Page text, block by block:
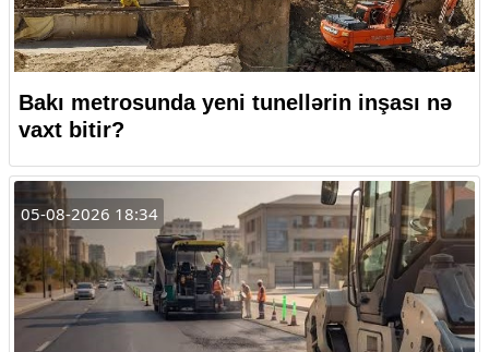
Bakı metrosunda yeni tunellərin inşası nə
vaxt bitir?
05-08-2026 18:34